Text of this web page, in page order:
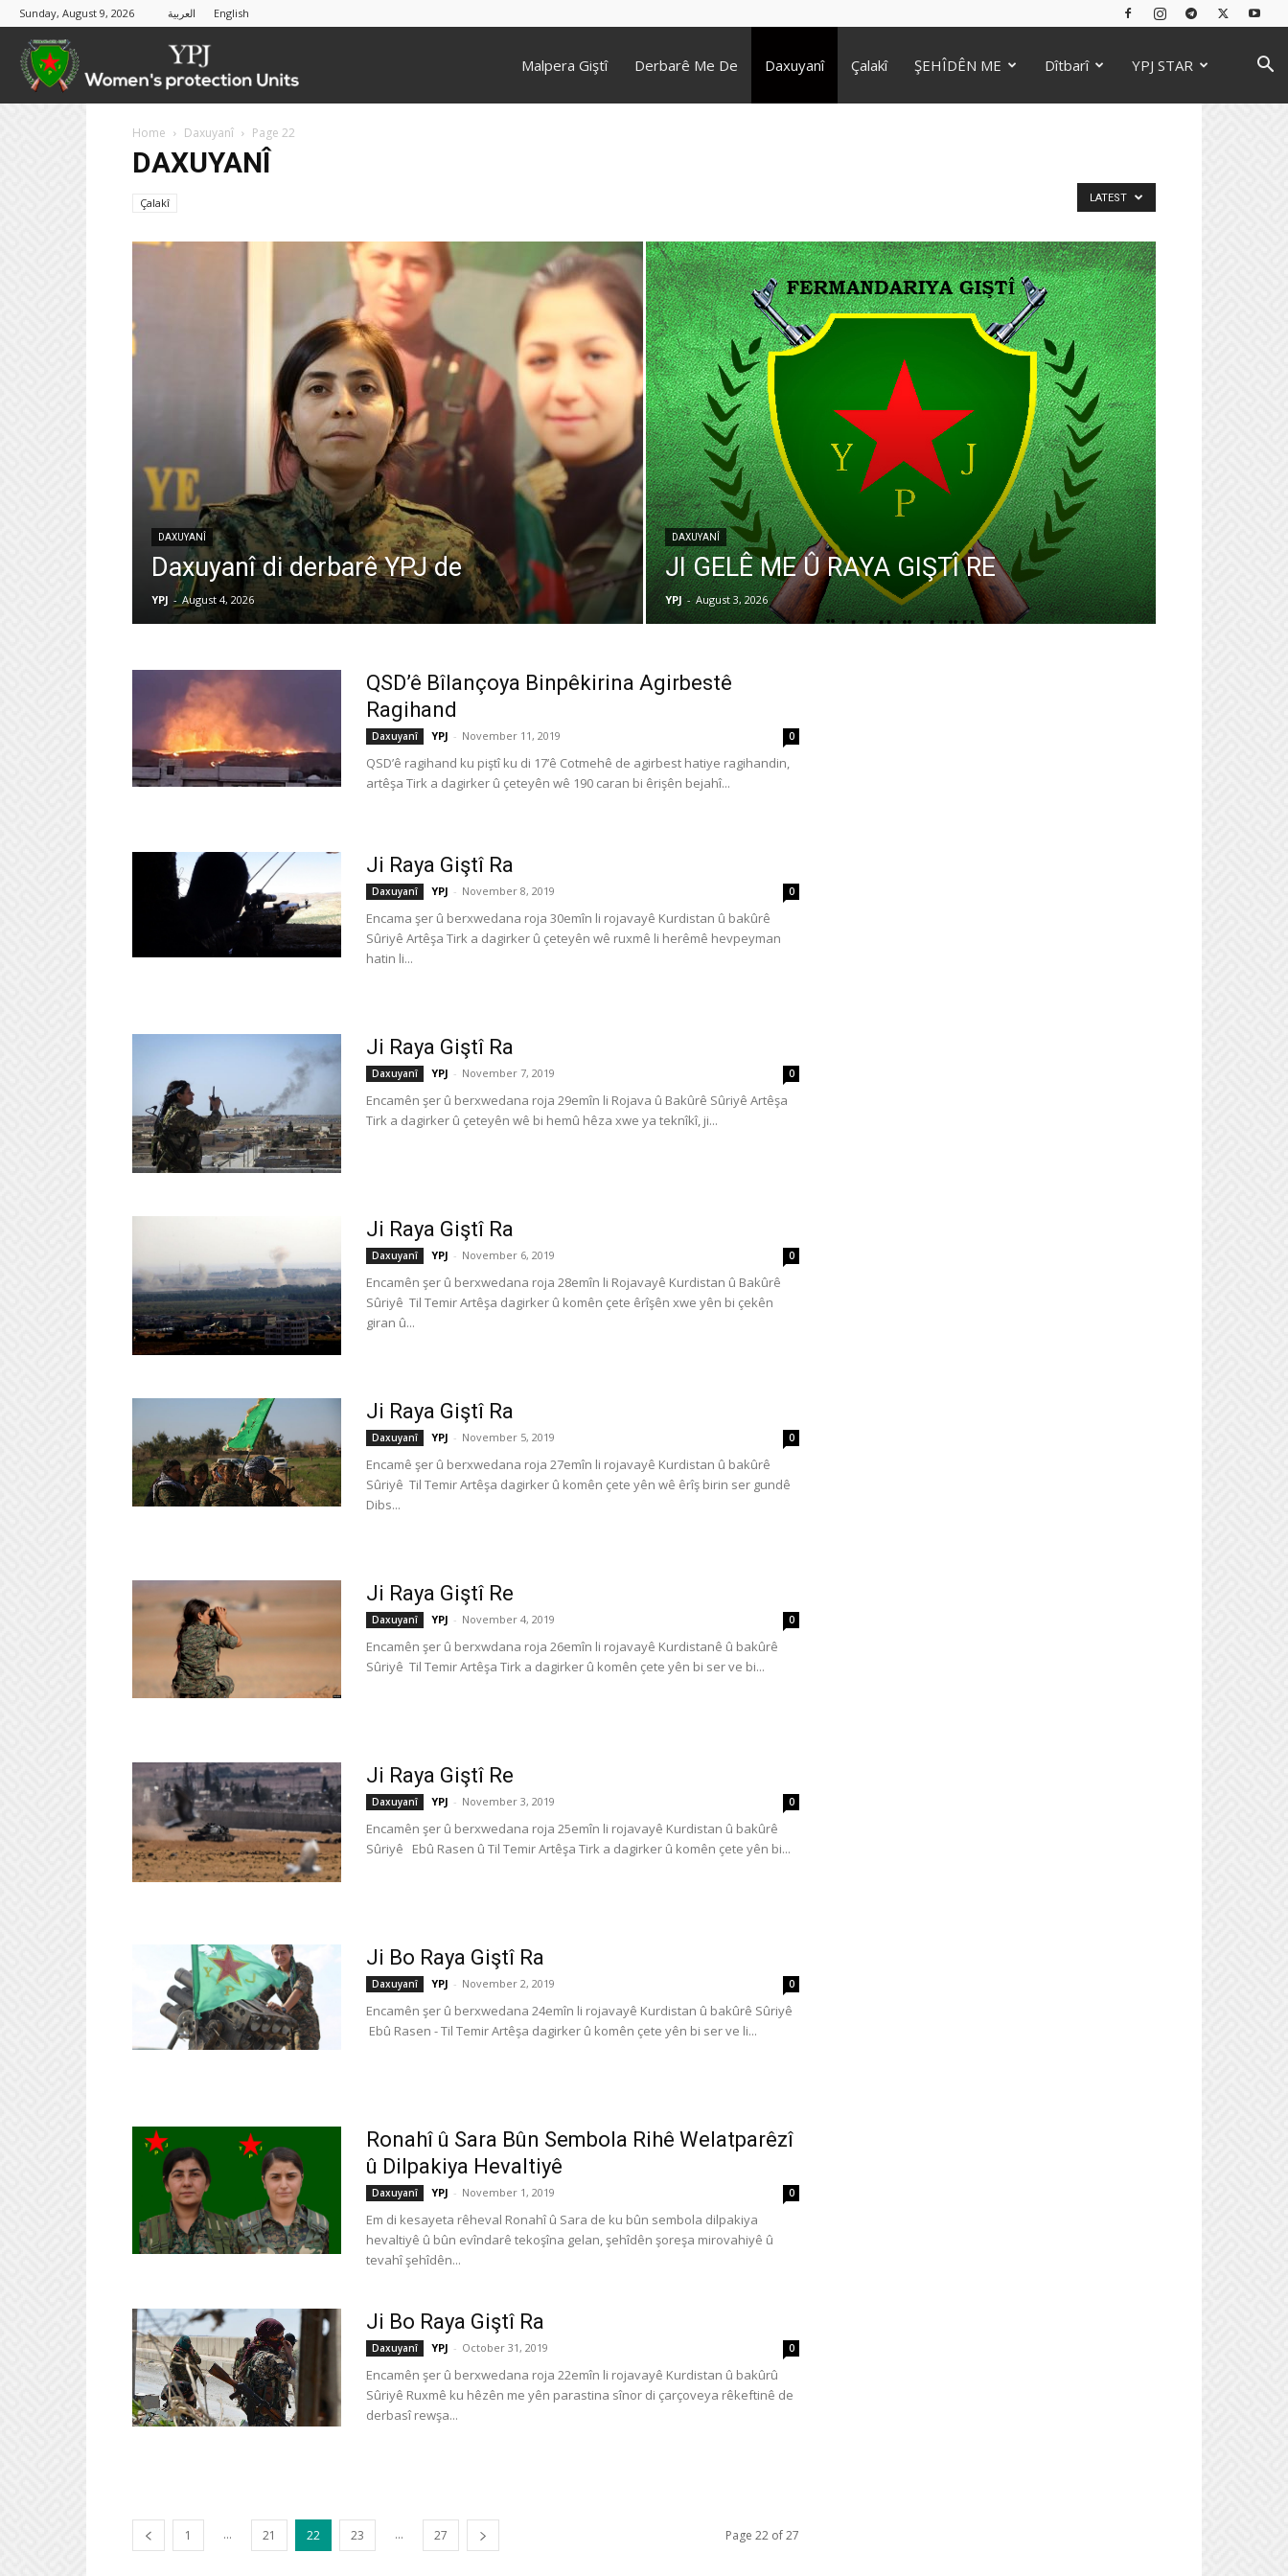
Sunday, August 9, 2026 العربية English
Malpera Giştî Derbarê Me De Daxuyanî Çalakî ŞEHÎDÊN ME Dîtbarî YPJ STAR
Home Daxuyanî Page 22
DAXUYANÎ
Çalakî LATEST
DAXUYANÎ
Daxuyanî di derbarê YPJ de
YPJ - August 4, 2026
DAXUYANÎ
JI GELÊ ME Û RAYA GIŞTÎ RE
YPJ - August 3, 2026
QSD’ê Bîlançoya Binpêkirina Agirbestê
Ragihand
Daxuyanî YPJ - November 11, 2019 0
QSD’ê ragihand ku piştî ku di 17’ê Cotmehê de agirbest hatiye ragihandin,
artêşa Tirk a dagirker û çeteyên wê 190 caran bi êrişên bejahî...
Ji Raya Giştî Ra
Daxuyanî YPJ - November 8, 2019 0
Encama şer û berxwedana roja 30emîn li rojavayê Kurdistan û bakûrê
Sûriyê Artêşa Tirk a dagirker û çeteyên wê ruxmê li herêmê hevpeyman
hatin li...
Ji Raya Giştî Ra
Daxuyanî YPJ - November 7, 2019 0
Encamên şer û berxwedana roja 29emîn li Rojava û Bakûrê Sûriyê Artêşa
Tirk a dagirker û çeteyên wê bi hemû hêza xwe ya teknîkî, ji...
Ji Raya Giştî Ra
Daxuyanî YPJ - November 6, 2019 0
Encamên şer û berxwedana roja 28emîn li Rojavayê Kurdistan û Bakûrê
Sûriyê Til Temir Artêşa dagirker û komên çete êrîşên xwe yên bi çekên
giran û...
Ji Raya Giştî Ra
Daxuyanî YPJ - November 5, 2019 0
Encamê şer û berxwedana roja 27emîn li rojavayê Kurdistan û bakûrê
Sûriyê Til Temir Artêşa dagirker û komên çete yên wê êrîş birin ser gundê
Dibs...
Ji Raya Giştî Re
Daxuyanî YPJ - November 4, 2019 0
Encamên şer û berxwdana roja 26emîn li rojavayê Kurdistanê û bakûrê
Sûriyê Til Temir Artêşa Tirk a dagirker û komên çete yên bi ser ve bi...
Ji Raya Giştî Re
Daxuyanî YPJ - November 3, 2019 0
Encamên şer û berxwedana roja 25emîn li rojavayê Kurdistan û bakûrê
Sûriyê Ebû Rasen û Til Temir Artêşa Tirk a dagirker û komên çete yên bi...
Ji Bo Raya Giştî Ra
Daxuyanî YPJ - November 2, 2019 0
Encamên şer û berxwedana 24emîn li rojavayê Kurdistan û bakûrê Sûriyê
Ebû Rasen - Til Temir Artêşa dagirker û komên çete yên bi ser ve li...
Ronahî û Sara Bûn Sembola Rihê Welatparêzî
û Dilpakiya Hevaltiyê
Daxuyanî YPJ - November 1, 2019 0
Em di kesayeta rêheval Ronahî û Sara de ku bûn sembola dilpakiya
hevaltiyê û bûn evîndarê tekoşîna gelan, şehîdên şoreşa mirovahiyê û
tevahî şehîdên...
Ji Bo Raya Giştî Ra
Daxuyanî YPJ - October 31, 2019 0
Encamên şer û berxwedana roja 22emîn li rojavayê Kurdistan û bakûrû
Sûriyê Ruxmê ku hêzên me yên parastina sînor di çarçoveya rêkeftinê de
derbasî rewşa...
1 ... 21 22 23 ... 27 Page 22 of 27